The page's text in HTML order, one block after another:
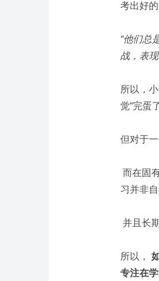
考出好
“他们总
战，表
所以，
觉“完蛋
但对于
而在固
习并非
并且长
所以，
专注在学